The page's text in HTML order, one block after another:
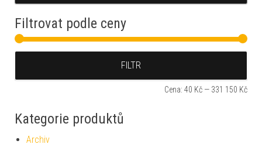
Filtrovat podle ceny
FILTR
Cena: 40 Kč — 331 150 Kč
Kategorie produktů
Archiv